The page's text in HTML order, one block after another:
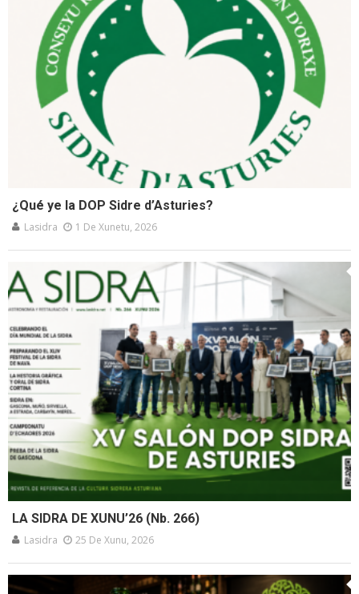
¿Qué ye la DOP Sidre d’Asturies?
Lasidra 1 De Xunetu, 2026
LA SIDRA DE XUNU’26 (Nb. 266)
Lasidra 25 De Xunu, 2026